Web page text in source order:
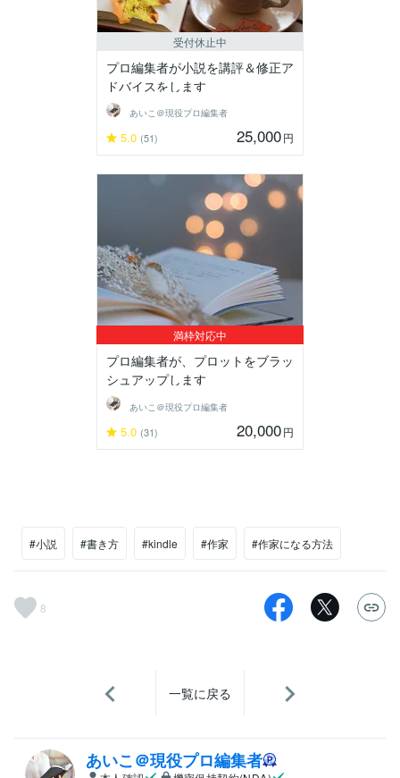
受付休止中
プロ編集者が小説を講評＆修正ア
ドバイスをします
あいこ＠現役プロ編集者
5.0 (51) 25,000円
満枠対応中
プロ編集者が、プロットをブラッ
シュアップします
あいこ＠現役プロ編集者
5.0 (31) 20,000円
#小説 #書き方 #kindle #作家 #作家になる方法
8
一覧に戻る
あいこ＠現役プロ編集者